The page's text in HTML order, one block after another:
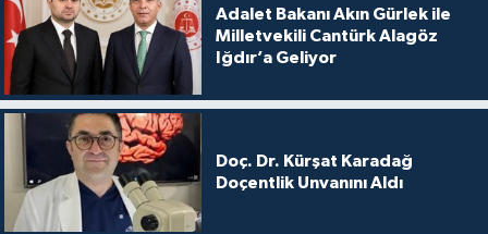
Adalet Bakanı Akın Gürlek ile
Milletvekili Cantürk Alagöz
Iğdır’a Geliyor
Doç. Dr. Kürşat Karadağ
Doçentlik Unvanını Aldı